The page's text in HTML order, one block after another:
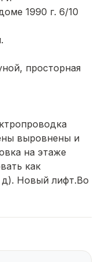
1990 г. 6/10
просторная
выровнены и
на этаже
как
д). Новый лифт.Во
Первомайский, с